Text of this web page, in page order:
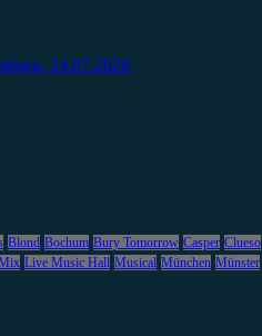
24.07.2026
Blond Bochum Bury Tomorrow Casper Clueso
Live Music Hall Musical München Münster